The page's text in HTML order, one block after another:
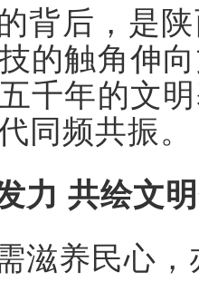
背后，是
的触角伸
千年的文
同频共振。
力 共绘文
滋养民心